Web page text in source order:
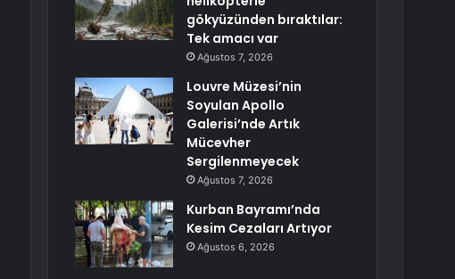
gökyüzünden bıraktılar:
Tek amacı var
Ağustos 7, 2026
Louvre Müzesi’nin
Soyulan Apollo
Galerisi’nde Artık
Mücevher
Sergilenmeyecek
Ağustos 7, 2026
Kurban Bayramı’nda
Kesim Cezaları Artıyor
Ağustos 6, 2026